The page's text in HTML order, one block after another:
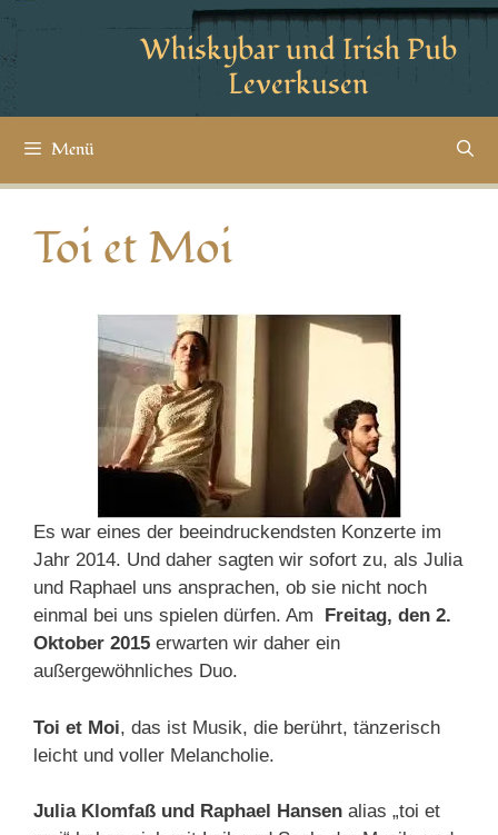
Whiskybar und Irish Pub
Leverkusen
Menü
Toi et Moi
Es war eines der beeindruckendsten Konzerte im
Jahr 2014. Und daher sagten wir sofort zu, als Julia
und Raphael uns ansprachen, ob sie nicht noch
einmal bei uns spielen dürfen. Am Freitag, den 2.
Oktober 2015 erwarten wir daher ein
außergewöhnliches Duo.
Toi et Moi, das ist Musik, die berührt, tänzerisch
leicht und voller Melancholie.
Julia Klomfaß und Raphael Hansen alias „toi et